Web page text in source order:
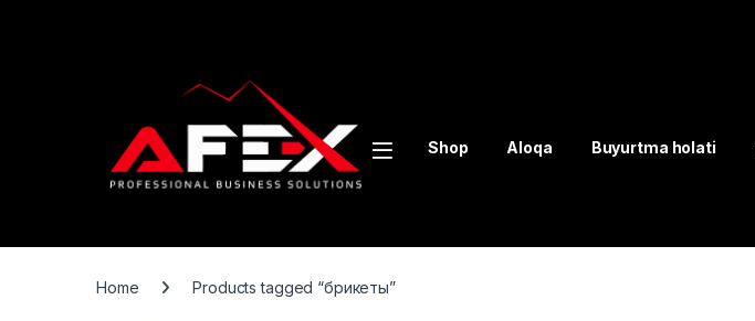
Shop Aloqa Buyurtma holati
Home Products tagged “брикеты”